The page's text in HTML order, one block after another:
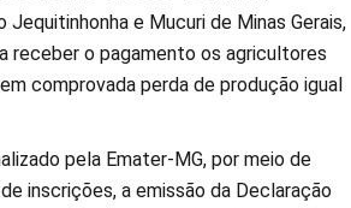
e Mucuri de Minas Gerais,
receber o pagamento os agricultores
comprovada perda de produção igual
pela Emater-MG, por meio de
inscrições, a emissão da Declaração